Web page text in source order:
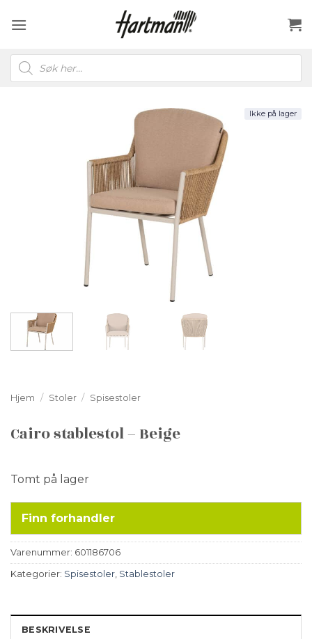
Products
search
Ikke på lager
Hjem / Stoler / Spisestoler
Cairo stablestol – Beige
Tomt på lager
Finn forhandler
Varenummer: 601186706
Kategorier: Spisestoler, Stablestoler
BESKRIVELSE